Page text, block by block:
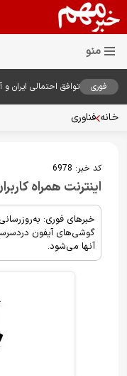
فوری
توافق احتمالی ایران
خانه فناوری
کد خبر: 6978
اینترنت همراه
خبرهای فوری:
گوشی‌های آیفون
آنها می‌شود.